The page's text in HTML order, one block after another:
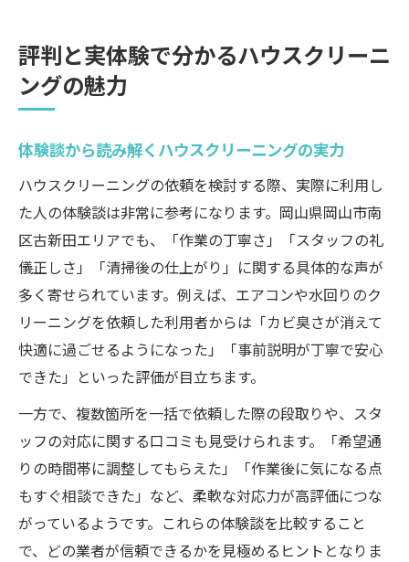
評判と実体験で分かるハウスクリーニ
ングの魅力
体験談から読み解くハウスクリーニングの実力
ハウスクリーニングの依頼を検討する際、実際に利用し
た人の体験談は非常に参考になります。岡山県岡山市南
区古新田エリアでも、「作業の丁寧さ」「スタッフの礼
儀正しさ」「清掃後の仕上がり」に関する具体的な声が
多く寄せられています。例えば、エアコンや水回りのク
リーニングを依頼した利用者からは「カビ臭さが消えて
快適に過ごせるようになった」「事前説明が丁寧で安心
できた」といった評価が目立ちます。
一方で、複数箇所を一括で依頼した際の段取りや、スタ
ッフの対応に関する口コミも見受けられます。「希望通
りの時間帯に調整してもらえた」「作業後に気になる点
もすぐ相談できた」など、柔軟な対応力が高評価につな
がっているようです。これらの体験談を比較すること
で、どの業者が信頼できるかを見極めるヒントとなりま